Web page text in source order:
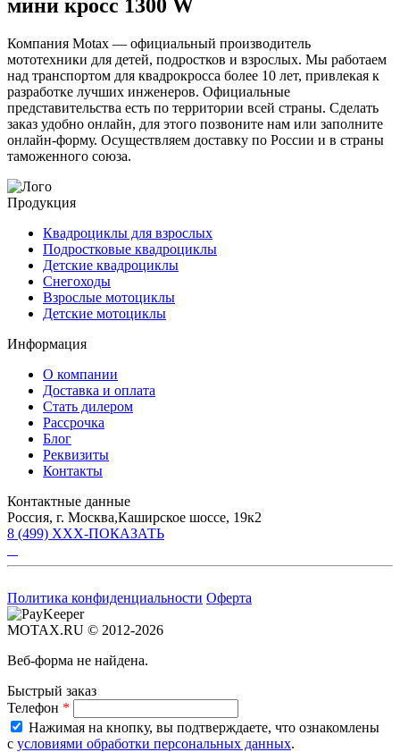
мини кросс 1300 W
Компания Motax — официальный производитель
мототехники для детей, подростков и взрослых. Мы работаем
над транспортом для квадрокросса более 10 лет, привлекая к
разработке лучших инженеров. Официальные
представительства есть по территории всей страны. Сделать
заказ удобно онлайн, для этого позвоните нам или заполните
онлайн-форму. Осуществляем доставку по России и в страны
таможенного союза.
Продукция
Квадроциклы для взрослых
Подростковые квадроциклы
Детские квадроциклы
Снегоходы
Взрослые мотоциклы
Детские мотоциклы
Информация
О компании
Доставка и оплата
Стать дилером
Рассрочка
Блог
Реквизиты
Контакты
Контактные данные
Россия, г. Москва,Каширское шоссе, 19к2
8 (499) XXX-ПОКАЗАТЬ
Политика конфиденциальности Оферта
MOTAX.RU © 2012-2026
Веб-форма не найдена.
Быстрый заказ
Телефон *
Нажимая на кнопку, вы подтверждаете, что ознакомлены
с условиями обработки персональных данных.